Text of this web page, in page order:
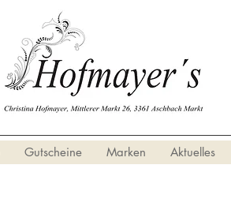
Gutscheine Marken Aktuelles